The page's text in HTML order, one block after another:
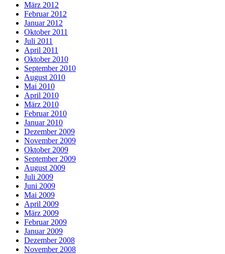
März 2012
Februar 2012
Januar 2012
Oktober 2011
Juli 2011
April 2011
Oktober 2010
September 2010
August 2010
Mai 2010
April 2010
März 2010
Februar 2010
Januar 2010
Dezember 2009
November 2009
Oktober 2009
September 2009
August 2009
Juli 2009
Juni 2009
Mai 2009
April 2009
März 2009
Februar 2009
Januar 2009
Dezember 2008
November 2008